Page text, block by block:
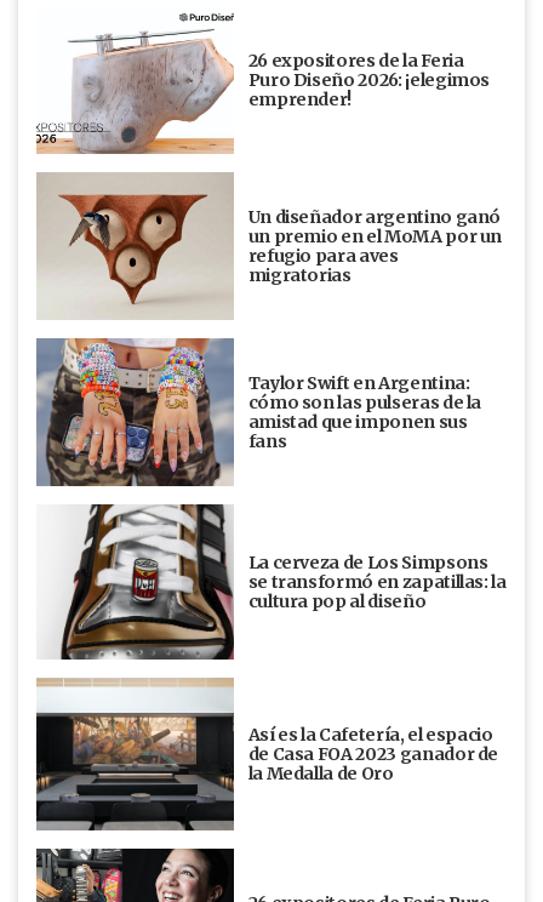
26 expositores de la Feria
Puro Diseño 2026: ¡elegimos
emprender!
Un diseñador argentino ganó
un premio en el MoMA por un
refugio para aves
migratorias
Taylor Swift en Argentina:
cómo son las pulseras de la
amistad que imponen sus
fans
La cerveza de Los Simpsons
se transformó en zapatillas: la
cultura pop al diseño
Así es la Cafetería, el espacio
de Casa FOA 2023 ganador de
la Medalla de Oro